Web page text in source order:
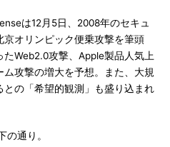
は12月5日、2008年のセキュ
京オリンピック便乗攻撃を筆頭
Web2.0攻撃、Apple製品人気上
攻撃の増大を予想。また、大規
の「希望的観測」も盛り込まれ
通り。